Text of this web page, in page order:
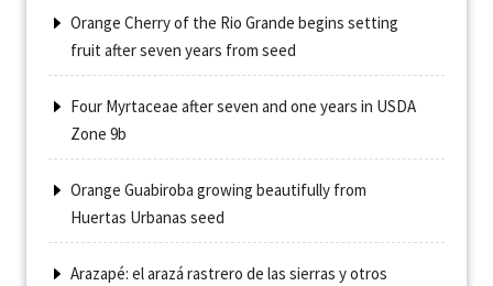
Orange Cherry of the Rio Grande begins setting
fruit after seven years from seed
Four Myrtaceae after seven and one years in USDA
Zone 9b
Orange Guabiroba growing beautifully from
Huertas Urbanas seed
Arazapé: el arazá rastrero de las sierras y otros